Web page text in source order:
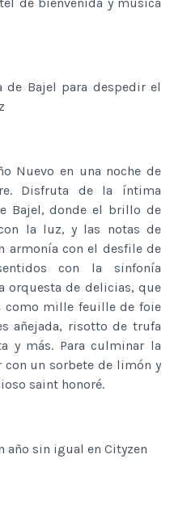
de bienvenida y música
de Bajel para despedir el
Nuevo en una noche de
Disfruta de la íntima
Bajel, donde el brillo de
la luz, y las notas de
armonía con el desfile de
con la sinfonía
orquesta de delicias, que
como mille feuille de foie
añejada, risotto de trufa
y más. Para culminar la
un sorbete de limón y
saint honoré.
año sin igual en Cityzen